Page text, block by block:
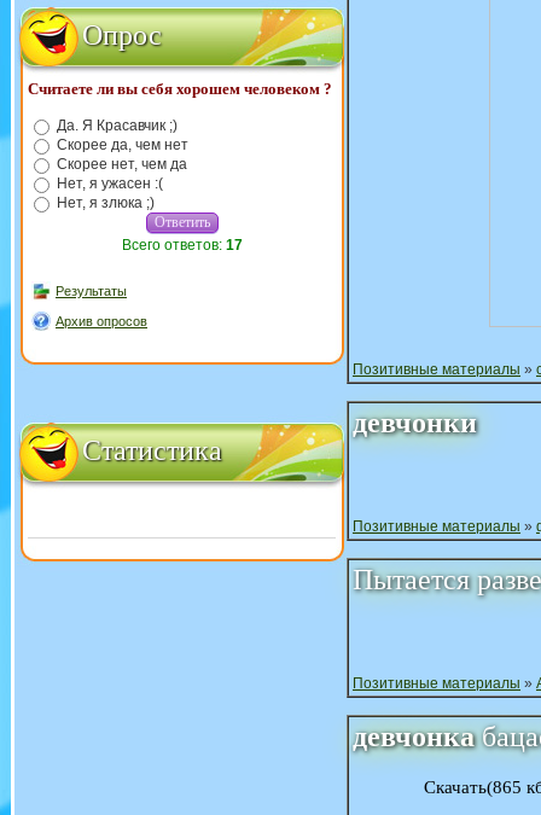
Опрос
Считаете ли вы себя хорошем человеком ?
Да. Я Красавчик ;)
Скорее да, чем нет
Скорее нет, чем да
Нет, я ужасен :(
Нет, я злюка ;)
Всего ответов: 17
Результаты
Архив опросов
Статистика
Позитивные материалы »
девчонки
Позитивные материалы »
Пытается
Позитивные материалы »
девчонка
Скачать(865